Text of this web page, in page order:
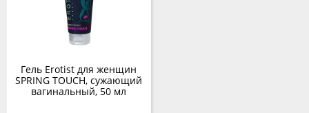
Гель Erotist для женщин
SPRING TOUCH, сужающий
вагинальный, 50 мл